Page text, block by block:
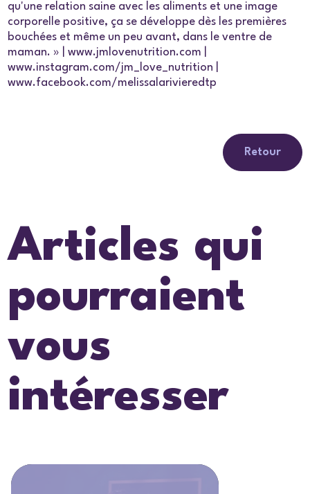
qu'une relation saine avec les aliments et une image
corporelle positive, ça se développe dès les premières
bouchées et même un peu avant, dans le ventre de
maman. » | www.jmlovenutrition.com |
www.instagram.com/jm_love_nutrition |
www.facebook.com/melissalarivieredtp
Retour
Articles qui
pourraient
vous
intéresser